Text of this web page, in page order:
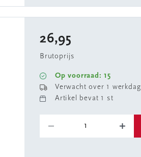
26,95
Brutoprijs
Op voorraad: 15
Verwacht over 1 werkdag
Artikel bevat 1 st